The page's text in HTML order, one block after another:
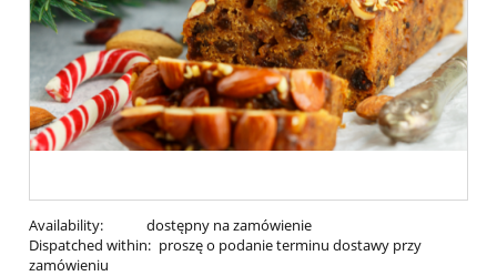
Availability:
dostępny na zamówienie
Dispatched within: proszę o podanie terminu dostawy przy
zamówieniu